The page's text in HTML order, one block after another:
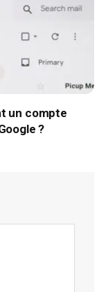
un compte
?